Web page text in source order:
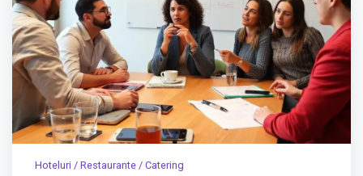
Hoteluri / Restaurante / Catering